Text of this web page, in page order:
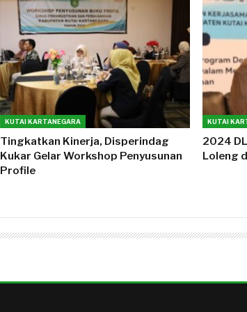
KUTAI KARTANEGARA
Tingkatkan Kinerja, Disperindag
Kukar Gelar Workshop Penyusunan
Profile
KUTAI
2024
Loleng